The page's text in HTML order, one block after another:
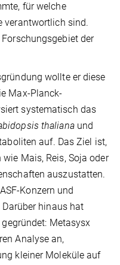
für welche
verantwortlich sind.
der
wollte er diese
Max-Planck-
systematisch das
thalianaund
auf. Das Ziel ist,
Mais, Reis, Soja oder
auszustatten.
Konzern und
hinaus hat
Metasysx
Analyse an,
kleiner Moleküle auf